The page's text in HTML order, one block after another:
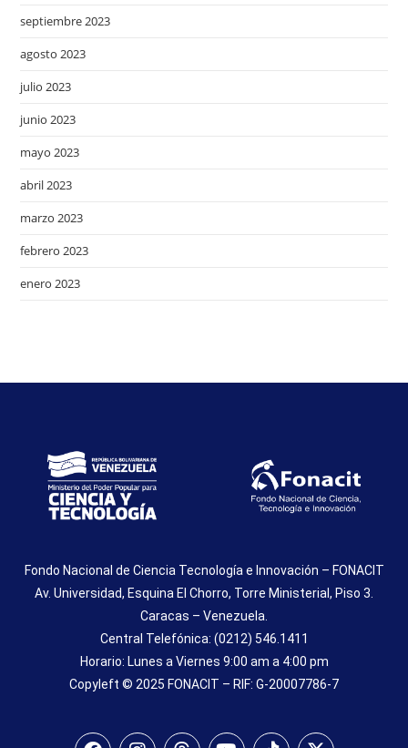
septiembre 2023
agosto 2023
julio 2023
junio 2023
mayo 2023
abril 2023
marzo 2023
febrero 2023
enero 2023
Fondo Nacional de Ciencia Tecnología e Innovación – FONACIT
Av. Universidad, Esquina El Chorro, Torre Ministerial, Piso 3.
Caracas – Venezuela.
Central Telefónica: (0212) 546.1411
Horario: Lunes a Viernes 9:00 am a 4:00 pm
Copyleft © 2025 FONACIT – RIF: G-20007786-7